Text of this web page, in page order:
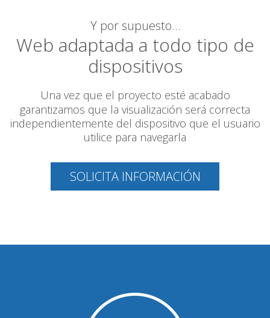
Y por supuesto…
Web adaptada a todo tipo de
dispositivos
Una vez que el proyecto esté acabado
garantizamos que la visualización será correcta
independientemente del dispositivo que el usuario
utilice para navegarla
SOLICITA INFORMACIÓN